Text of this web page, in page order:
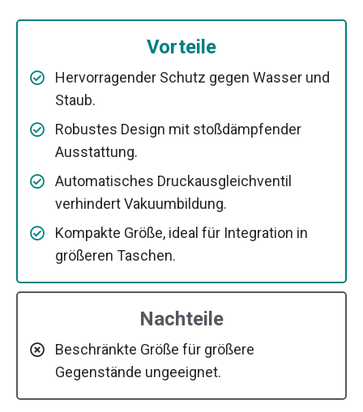
Vorteile
Hervorragender Schutz gegen Wasser und
Staub.
Robustes Design mit stoßdämpfender
Ausstattung.
Automatisches Druckausgleichventil
verhindert Vakuumbildung.
Kompakte Größe, ideal für Integration in
größeren Taschen.
Nachteile
Beschränkte Größe für größere
Gegenstände ungeeignet.